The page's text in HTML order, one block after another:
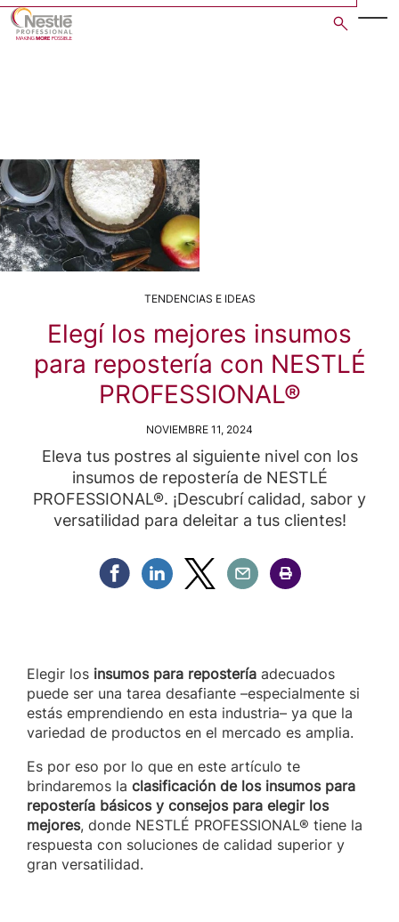
Skip
TENDENCIAS E IDEAS
Elegí los mejores insumos
para repostería con NESTLÉ
PROFESSIONAL®
NOVIEMBRE 11, 2024
Eleva tus postres al siguiente nivel con los
insumos de repostería de NESTLÉ
PROFESSIONAL®. ¡Descubrí calidad, sabor y
versatilidad para deleitar a tus clientes!
Compartir Facebook
Compartir Linkedin
Compartir Twitter
Compartir Email
Compartir Imprimir
Elegir los insumos para repostería adecuados
puede ser una tarea desafiante –especialmente si
estás emprendiendo en esta industria– ya que la
variedad de productos en el mercado es amplia.
Es por eso por lo que en este artículo te
brindaremos la clasificación de los insumos para
repostería básicos y consejos para elegir los
mejores, donde NESTLÉ PROFESSIONAL® tiene la
respuesta con soluciones de calidad superior y
gran versatilidad.